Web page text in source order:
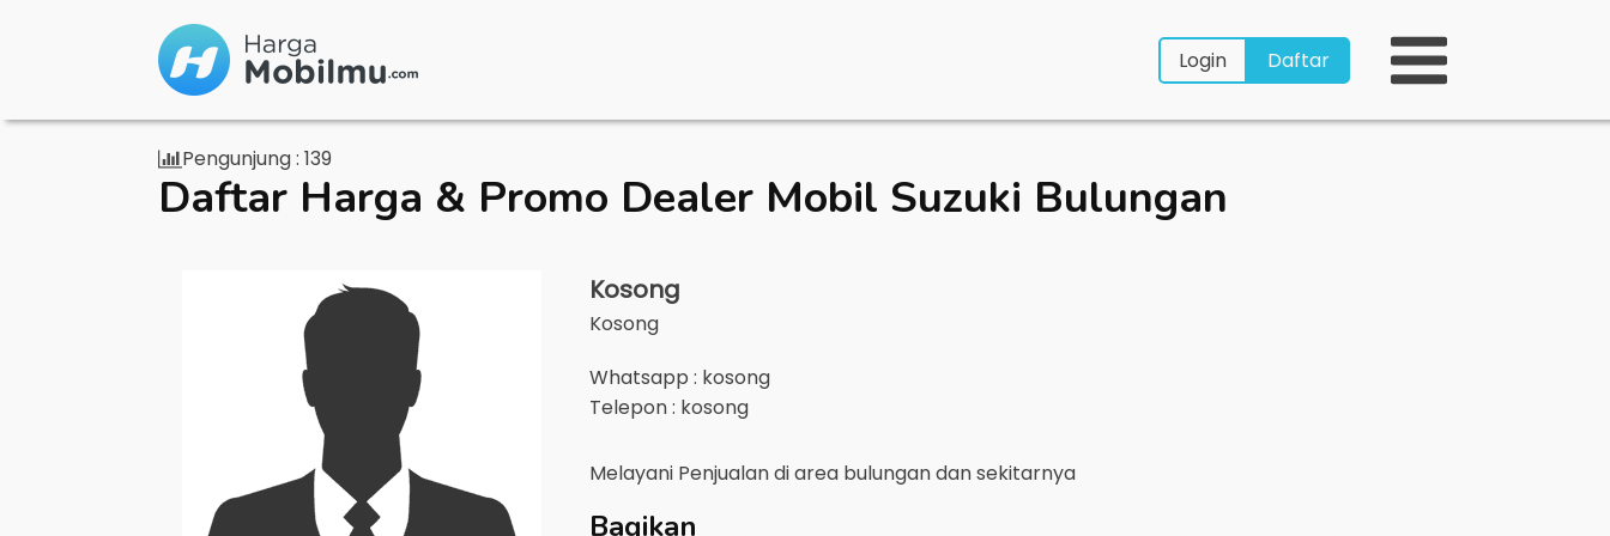
Login Daftar
Pengunjung : 139
Daftar Harga & Promo Dealer Mobil Suzuki Bulungan
Kosong
Kosong
Whatsapp : kosong
Telepon : kosong
Melayani Penjualan di area bulungandan sekitarnya
Bagikan